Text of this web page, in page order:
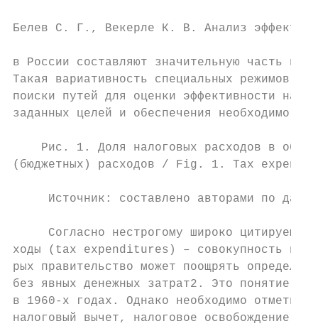
Белев С. Г., Векерле К. В. Анализ
в России составляют значительную часть в
Такая вариативность специальных режимов
поиски путей для оценки эффективности
заданных целей и обеспечения необходимого
Рис. 1. Доля налоговых расходов в
(бюджетных) расходов / Fig. 1. Tax
Источник: составлено авторами по
Согласно нестрогому широко
ходы (tax expenditures) – совокупность
рых правительство может поощрять
без явных денежных затрат2. Это понятие
в 1960-х годах. Однако необходимо
налоговый вычет, налоговое освобождение